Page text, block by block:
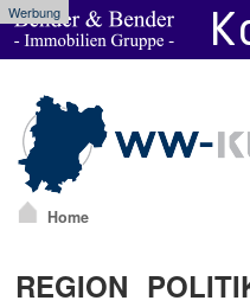
Werbung
Home
REGION